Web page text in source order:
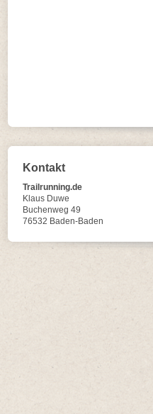
Kontakt
Trailrunning.de
Klaus Duwe
Buchenweg 49
76532 Baden-Baden